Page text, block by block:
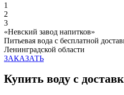
1
2
3
«Невский завод напитков»
Питьевая вода с бесплатной
Ленинградской области
ЗАКАЗАТЬ
Купить воду с